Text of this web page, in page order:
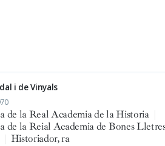
i de Vinyals
de la Real Academia de la Historia
de la Reial Academia de Bones
Historiador, ra